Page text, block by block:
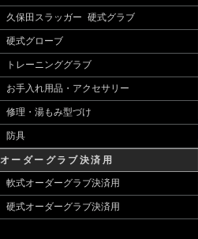
久保田スラッガー 硬式グラブ
硬式グローブ
トレーニンググラブ
お手入れ用品・アクセサリー
修理・湯もみ型づけ
防具
オーダーグラブ決済用
軟式オーダーグラブ決済用
硬式オーダーグラブ決済用